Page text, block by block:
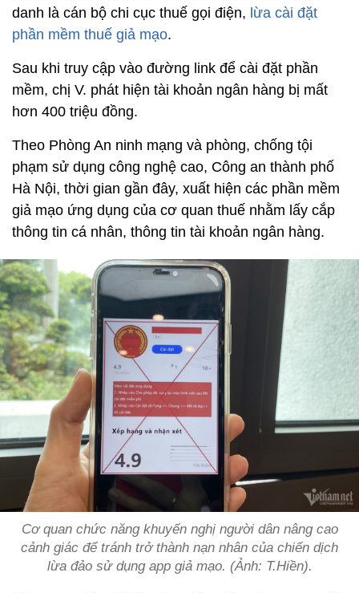
danh là cán bộ chi cục thuế gọi điện, lừa cài đặt
phần mềm thuế giả mạo.
Sau khi truy cập vào đường link để cài đặt phần
mềm, chị V. phát hiện tài khoản ngân hàng bị mất
hơn 400 triệu đồng.
Theo Phòng An ninh mạng và phòng, chống tội
phạm sử dụng công nghệ cao, Công an thành phố
Hà Nội, thời gian gần đây, xuất hiện các phần mềm
giả mạo ứng dụng của cơ quan thuế nhằm lấy cắp
thông tin cá nhân, thông tin tài khoản ngân hàng.
Cơ quan chức năng khuyến nghị người dân nâng cao
cảnh giác để tránh trở thành nạn nhân của chiến dịch
lừa đảo sử dụng app giả mạo. (Ảnh: T.Hiền).